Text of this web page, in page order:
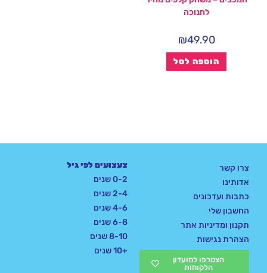
לחנוכה
₪49.90
הוספה לסל
צרו קשר
אדותינו
כתבות ועדכונים
החשבון שלי
תקנון ומדיניות אתר
הצהרת נגישות
הצטרפו למועדון
הלקוחות
צעצועים לפי גיל
0-2 שנים
2-4 שנים
4-6 שנים
6-8 שנים
8-10 שנים
+10 שנים